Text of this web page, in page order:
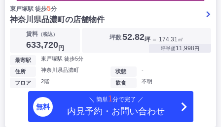
東戸塚駅 徒歩5分
神奈川県品濃町の店舗物件
賃料（税込）
633,720円
坪数52.82坪 ＝ 174.31㎡
坪単価11,998円
最寄駅 東戸塚駅 徒歩5分
住所 神奈川県品濃町
フロア 2階
状態 -
飲食 不明
無料
＼ 簡単1分で完了 ／
内見予約・お問い合わせ